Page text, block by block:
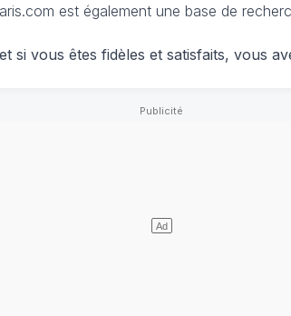
est également une base de
si vous êtes fidèles et satisfaits, vous